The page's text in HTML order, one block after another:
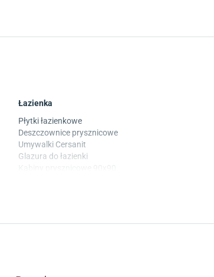
Łazienka
Płytki łazienkowe
Deszczownice prysznicowe
Umywalki Cersanit
Glazura do łazienki
Płytki betonowe
Glazura